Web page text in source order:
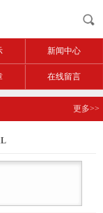
新闻中心
在线留言
更多>>